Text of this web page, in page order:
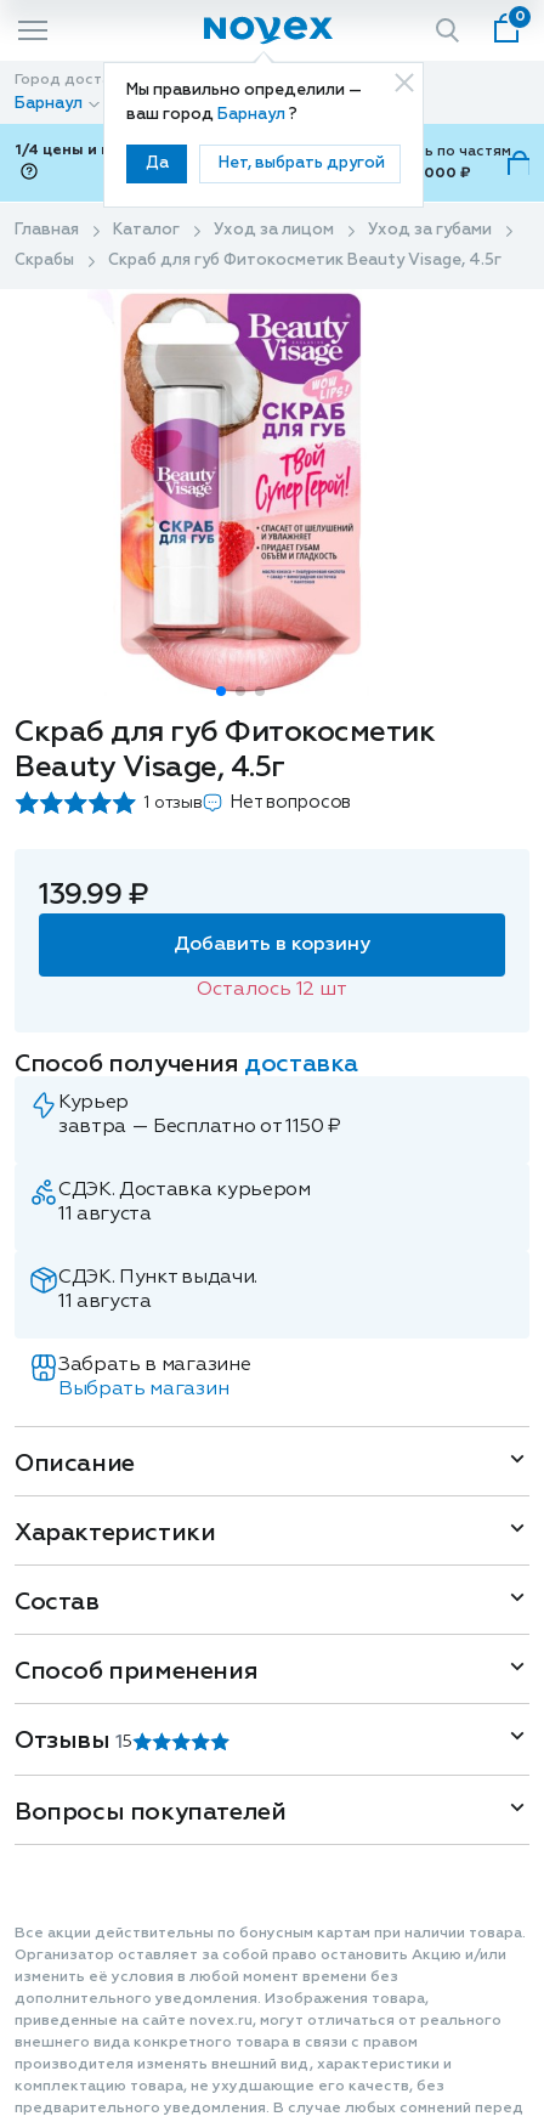
Мы правильно определили —
ваш город Барнаул ?
Да Нет, выбрать другой
0
Город доставки
Барнаул
Способ доставки
Доставка
1/4 цены и покупки ваши с Подели
Можно оплатить по частям
от 700 ₽ до 15,000 ₽
Главная Каталог Уход за лицом
Уход за губами
Скрабы
Скраб для губ Фитокосметик Beauty Visage, 4.5г
Скраб для губ Фитокосметик
Beauty Visage, 4.5г
1 отзыв Нет вопросов
139.99 ₽
Добавить в корзину
Осталось 12 шт
Способ получения доставка
Курьер
завтра — Бесплатно от 1150 ₽
СДЭК. Доставка курьером
11 августа
СДЭК. Пункт выдачи.
11 августа
Забрать в магазине
Выбрать магазин
Описание
Характеристики
Состав
Способ применения
Отзывы1 5
Вопросы покупателей
Все акции действительны по бонусным картам при наличии товара.
Организатор оставляет за собой право остановить Акцию и/или
изменить её условия в любой момент времени без
дополнительного уведомления. Изображения товара,
приведенные на сайте novex.ru, могут отличаться от реального
внешнего вида конкретного товара в связи с правом
производителя изменять внешний вид, характеристики и
комплектацию товара, не ухудшающие его качеств, без
предварительного уведомления. В случае любых сомнений перед